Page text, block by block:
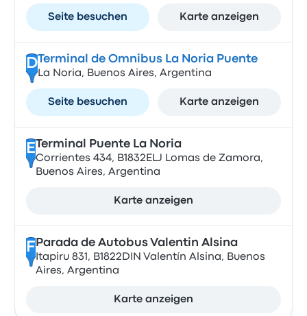
Seite besuchen Karte anzeigen
DTerminal de Omnibus La Noria Puente
La Noria, Buenos Aires, Argentina
Seite besuchen Karte anzeigen
E Terminal Puente La Noria
Corrientes 434, B1832ELJ Lomas de Zamora,
Buenos Aires, Argentina
Karte anzeigen
F Parada de Autobus Valentin Alsina
Itapiru 831, B1822DIN Valentín Alsina, Buenos
Aires, Argentina
Karte anzeigen